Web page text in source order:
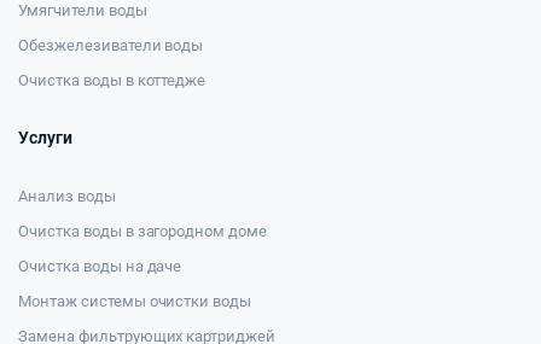
Умягчители воды
Обезжелезиватели воды
Очистка воды в коттедже
Услуги
Анализ воды
Очистка воды в загородном доме
Очистка воды на даче
Монтаж системы очистки воды
Замена фильтрующих картриджей